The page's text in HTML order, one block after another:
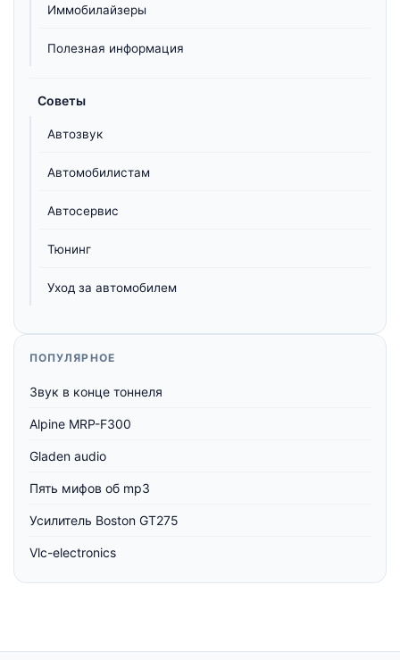
Иммобилайзеры
Полезная информация
Советы
Автозвук
Автомобилистам
Автосервис
Тюнинг
Уход за автомобилем
ПОПУЛЯРНОЕ
Звук в конце тоннеля
Alpine MRP-F300
Gladen audio
Пять мифов об mp3
Усилитель Boston GT275
Vlc-electronics